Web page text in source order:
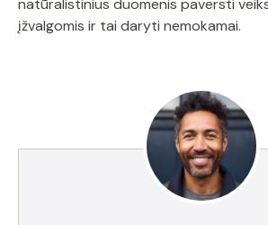
įžvalgomis ir tai daryti nemokamai.